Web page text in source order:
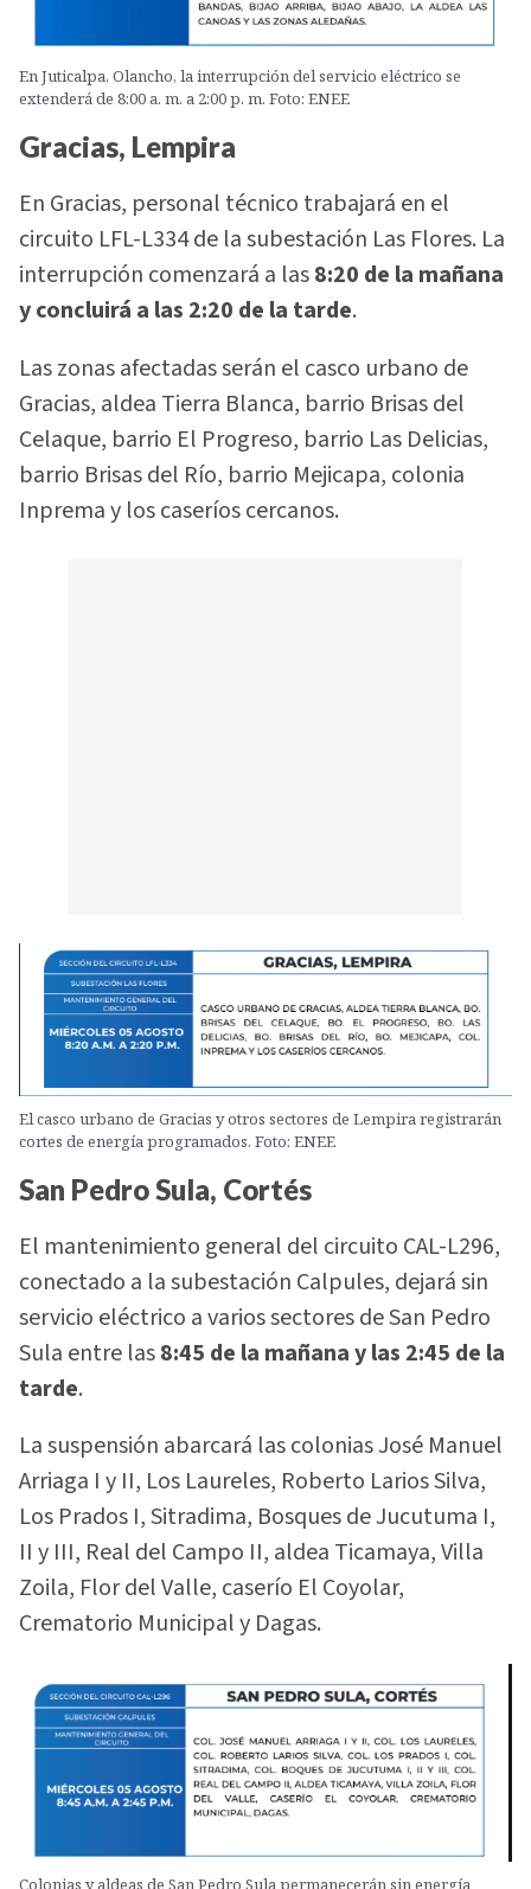
En Juticalpa, Olancho, la interrupción del servicio eléctrico se
extenderá de 8:00 a. m. a 2:00 p. m. Foto: ENEE
Gracias, Lempira
En Gracias, personal técnico trabajará en el
circuito LFL-L334 de la subestación Las Flores. La
interrupción comenzará a las8:20 de la mañana
y concluirá a las 2:20 de la tarde.
Las zonas afectadas serán el casco urbano de
Gracias, aldea Tierra Blanca, barrio Brisas del
Celaque, barrio El Progreso, barrio Las Delicias,
barrio Brisas del Río, barrio Mejicapa, colonia
Inprema y los caseríos cercanos.
El casco urbano de Gracias y otros sectores de Lempira registrarán
cortes de energía programados. Foto: ENEE
San Pedro Sula, Cortés
El mantenimiento general del circuito CAL-L296,
conectado a la subestación Calpules, dejará sin
servicio eléctrico a varios sectores de San Pedro
Sula entre las8:45 de la mañana y las 2:45 de la
tarde.
La suspensión abarcará las colonias José Manuel
Arriaga I y II, Los Laureles, Roberto Larios Silva,
Los Prados I, Sitradima, Bosques de Jucutuma I,
II y III, Real del Campo II, aldea Ticamaya, Villa
Zoila, Flor del Valle, caserío El Coyolar,
Crematorio Municipal y Dagas.
Colonias y aldeas de San Pedro Sula permanecerán sin energía